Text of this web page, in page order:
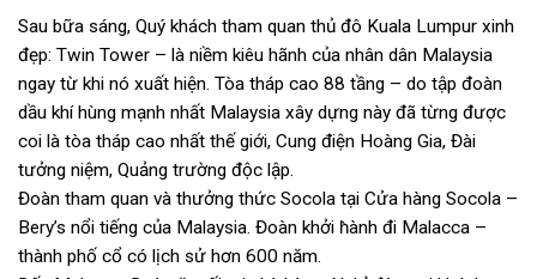
Sau bữa sáng, Quý khách tham quan thủ đô Kuala Lumpur xinh
đẹp: Twin Tower – là niềm kiêu hãnh của nhân dân Malaysia
ngay từ khi nó xuất hiện. Tòa tháp cao 88 tầng – do tập đoàn
dầu khí hùng mạnh nhất Malaysia xây dựng này đã từng được
coi là tòa tháp cao nhất thế giới, Cung điện Hoàng Gia, Đài
tưởng niệm, Quảng trường độc lập.
Đoàn tham quan và thưởng thức Socola tại Cửa hàng Socola –
Bery’s nổi tiếng của Malaysia. Đoàn khởi h̀ành đi Malacca –
thành phố cổ có lịch sử hơn 600 năm.